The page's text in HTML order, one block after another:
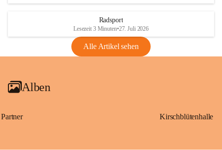
1 Seite•1,4 MB
VBl. EU Nr. 18_2026
Radsport
Lesezeit 3 Minuten•27. Juli 2026
Alle Artikel sehen
Alben
Partner Kirschblütenhalle